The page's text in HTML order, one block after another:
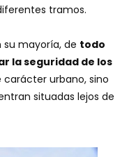
tramos.
su mayoría, de todo
la seguridad de los
carácter urbano, sino
situadas lejos de